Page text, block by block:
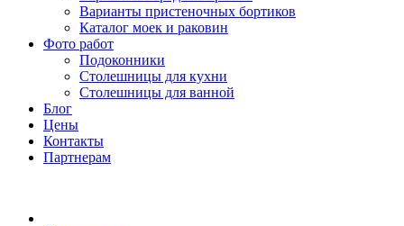
Варианты пристеночных бортиков
Каталог моек и раковин
Фото работ
Подоконники
Столешницы для кухни
Столешницы для ванной
Блог
Цены
Контакты
Партнерам